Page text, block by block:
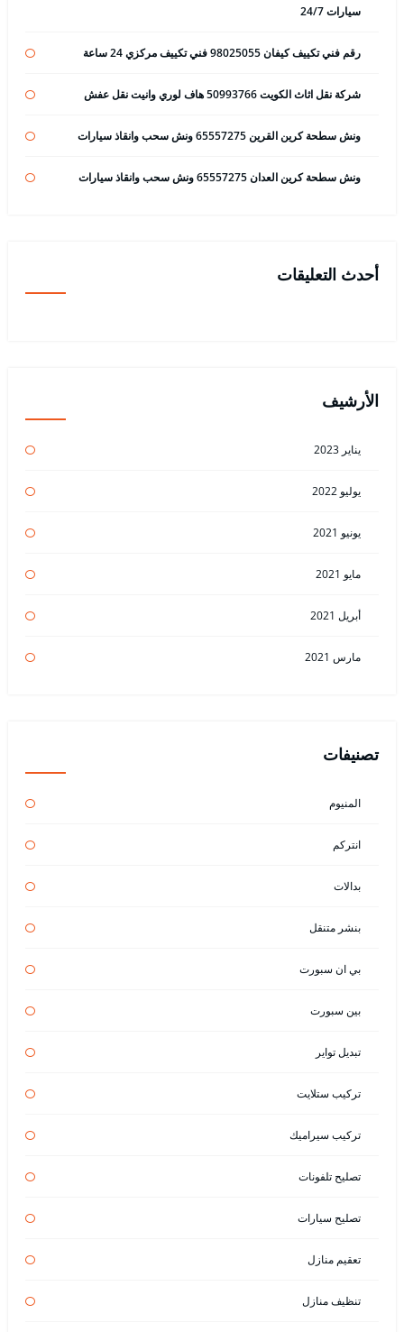
سيارات 24/7
رقم فني تكييف كيفان 98025055 فني تكييف مركزي 24 ساعة
شركة نقل اثاث الكويت 50993766 هاف لوري وانيت نقل عفش
ونش سطحة كرين القرين 65557275 ونش سحب وانقاذ سيارات
ونش سطحة كرين العدان 65557275 ونش سحب وانقاذ سيارات
أحدث التعليقات
الأرشيف
يناير 2023
يوليو 2022
يونيو 2021
مايو 2021
أبريل 2021
مارس 2021
تصنيفات
المنيوم
انتركم
بدالات
بنشر متنقل
بي ان سبورت
بين سبورت
تبديل تواير
تركيب ستلايت
تركيب سيراميك
تصليح تلفونات
تصليح سيارات
تعقيم منازل
تنظيف منازل